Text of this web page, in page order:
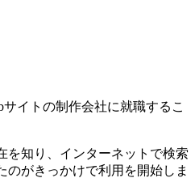
イトの制作会社に就職するこ
を知り、インターネットで検索
のがきっかけで利用を開始しま